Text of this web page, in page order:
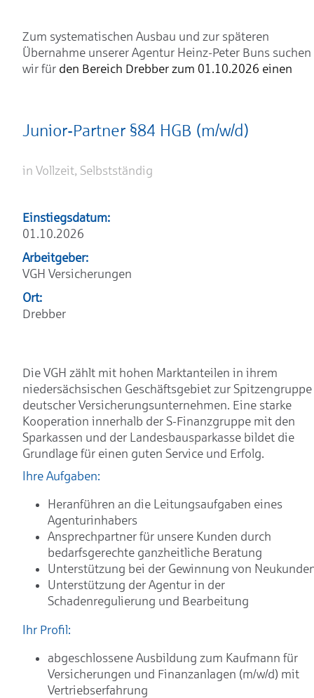
Zum systematischen Ausbau und zur späteren
Übernahme unserer Agentur Heinz-Peter Buns suchen
wir für den Bereich Drebber zum 01.10.2026 einen
Junior-Partner §84 HGB (m/w/d)
in Vollzeit, Selbstständig
Einstiegsdatum:
01.10.2026
Arbeitgeber:
VGH Versicherungen
Ort:
Drebber
Die VGH zählt mit hohen Marktanteilen in ihrem
niedersächsischen Geschäftsgebiet zur Spitzengruppe
deutscher Versicherungsunternehmen. Eine starke
Kooperation innerhalb der S-Finanzgruppe mit den
Sparkassen und der Landesbausparkasse bildet die
Grundlage für einen guten Service und Erfolg.
Ihre Aufgaben:
Heranführen an die Leitungsaufgaben eines
Agenturinhabers
Ansprechpartner für unsere Kunden durch
bedarfsgerechte ganzheitliche Beratung
Unterstützung bei der Gewinnung von
Unterstützung der Agentur in der
Schadenregulierung und Bearbeitung
Ihr Profil:
abgeschlossene Ausbildung zum Kaufmann für
Versicherungen und Finanzanlagen (m/w/d) mit
Vertriebserfahrung